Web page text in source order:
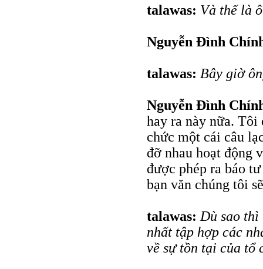
talawas: Và thế là
Nguyễn Đình
talawas: Bây giờ
Nguyễn Đình
hay ra này nữa. Tôi
chức một cái câu
đỡ nhau hoạt động
được phép ra báo
bạn văn chúng tôi
talawas: Dù sao
nhất tập hợp các
về sự tồn tại của tổ